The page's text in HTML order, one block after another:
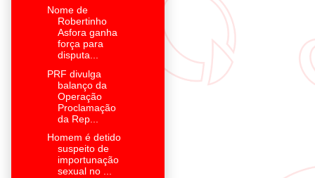
Nome de
Robertinho
Asfora ganha
força para
disputa...
PRF divulga
balanço da
Operação
Proclamação
da Rep...
Homem é detido
suspeito de
importunação
sexual no ...